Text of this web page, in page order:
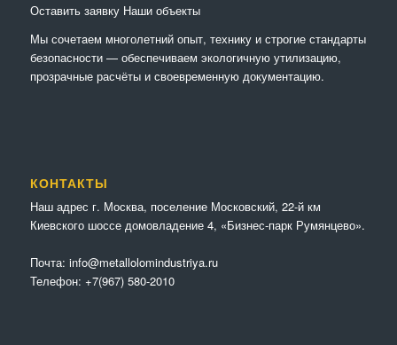
Оставить заявку Наши объекты
Мы сочетaем многолетний опыт, технику и строгие стандарты
безопасности — обеспечиваем экологичную утилизацию,
прозрачные расчёты и своевременную документацию.
КОНТАКТЫ
Наш адрес г. Москва, поселение Московский, 22-й км
Киевского шоссе домовладение 4, «Бизнес-парк Румянцево».
Почта: info@metallolomindustriya.ru
Телефон: +7(967) 580-2010